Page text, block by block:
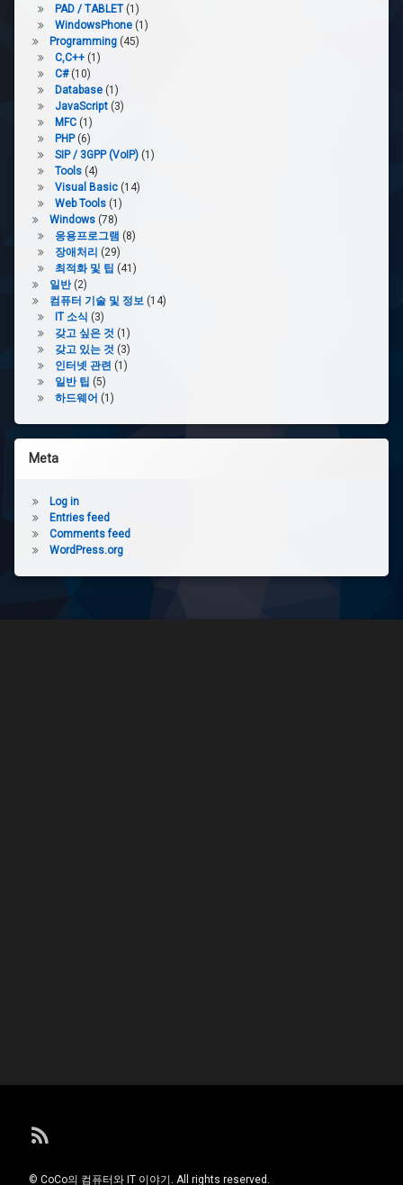
PAD / TABLET(1)
WindowsPhone(1)
Programming(45)
C,C++(1)
C#(10)
Database(1)
JavaScript(3)
MFC(1)
PHP(6)
SIP / 3GPP (VoIP)(1)
Tools(4)
Visual Basic(14)
Web Tools(1)
Windows(78)
응용프로그램 (8)
장애처리 (29)
최적화 및 팁 (41)
일반(2)
컴퓨터 기술 및 정보(14)
IT 소식 (3)
갖고 싶은 것 (1)
갖고 있는 것 (3)
인터넷 관련 (1)
일반 팁 (5)
하드웨어 (1)
Meta
Log in
Entries feed
Comments feed
WordPress.org
RSS
© CoCo의 컴퓨터와 IT 이야기. All rights reserved.